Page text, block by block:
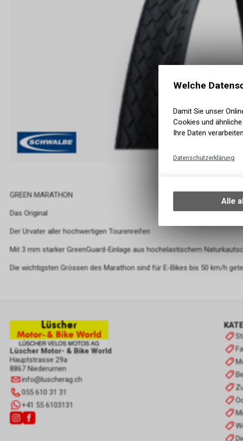
GREEN MARATHON
Das Original
Der Urvater aller hochwertigen Tourenreifen
Mit 3 mm starker GreenGuard-Einlage aus hochelastischem
Die wichtigsten Grössen des Marathon sind für E-Bikes bis 50 km/h
Lüscher Motor- & Bike World
Hauptstrasse 29a
8867 Niederurnen
info@luscherag.ch
055 610 31 31
+41 55 6103131
Welche
Damit Sie unser
Cookies und
Ihre Daten
Datenschutzerklärung
Ihrem
Alle